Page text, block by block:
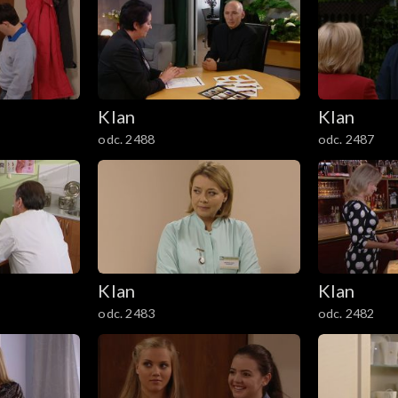
Klan
odc. 2488
Klan
odc. 2487
Klan
odc. 2483
Klan
odc. 2482